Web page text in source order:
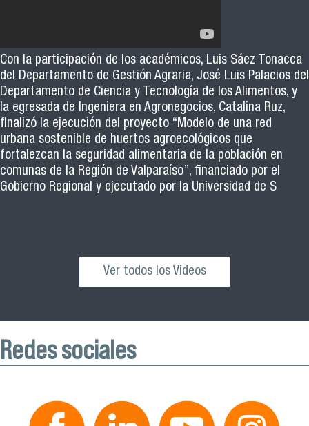
Con la participación de los académicos, Luis Sáez Tonacca
del Departamento de Gestión Agraria, José Luis Palacios del
Departamento de Ciencia y Tecnología de los Alimentos, y
la egresada de Ingeniera en Agronegocios, Catalina Ruz,
finalizó la ejecución del proyecto “Modelo de una red
urbana sostenible de huertos agroecológicos que
fortalezcan la seguridad alimentaria de la población en
comunas de la Región de Valparaíso”, financiado por el
Gobierno Regional y ejecutado por la Universidad de S
Ver todos los Videos
Redes sociales